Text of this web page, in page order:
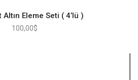
Altın Eleme Seti ( 4’lü )
100,00$